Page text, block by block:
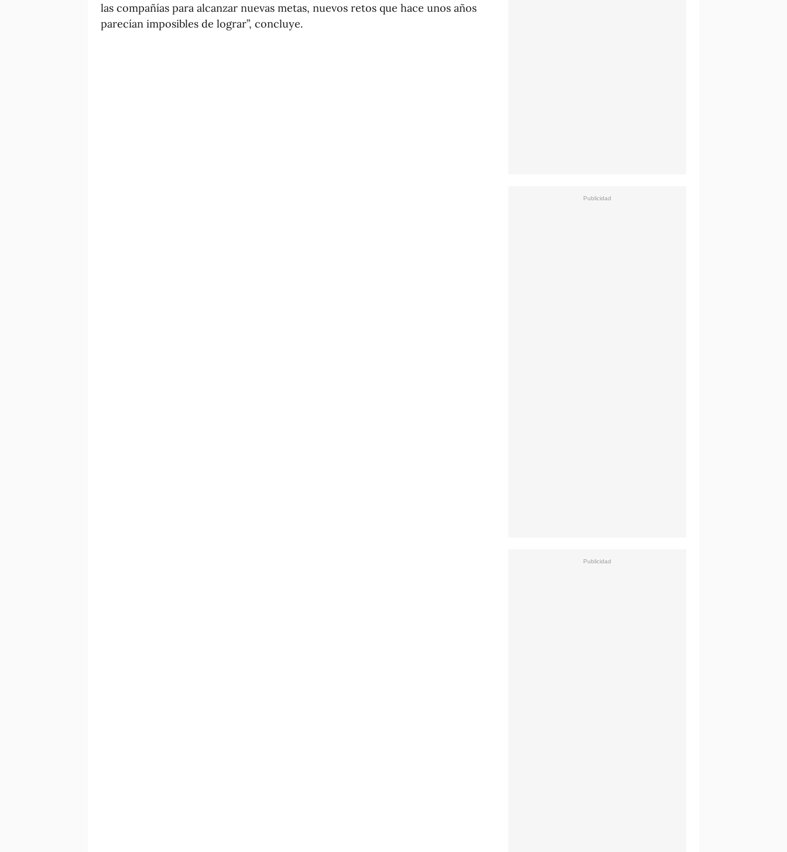
las compañías para alcanzar nuevas metas, nuevos retos que hace unos años
parecían imposibles de lograr”, concluye.